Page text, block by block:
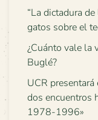
“La dictadura
gatos sobre el
¿Cuánto vale la
Buglé?
UCR
dos encuentros
1978-1996»